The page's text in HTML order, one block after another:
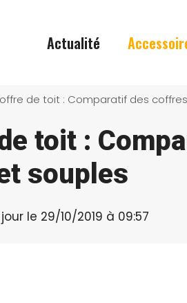
Actualité
toit :
souples
le 29/10/2019 à 09:57